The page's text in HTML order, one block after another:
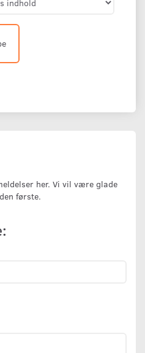
her. Vi vil være glade
første.